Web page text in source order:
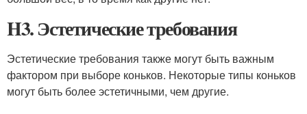
H3. Эстетические требования
Эстетические требования также могут быть важным
фактором при выборе коньков. Некоторые типы коньков
могут быть более эстетичными, чем другие.